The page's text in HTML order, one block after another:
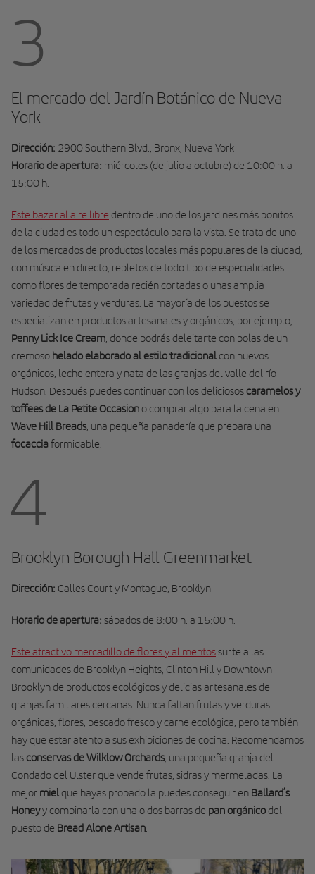
3
El mercado del Jardín Botánico de Nueva
York
Dirección: 2900 Southern Blvd., Bronx, Nueva York
Horario de apertura: miércoles (de julio a octubre) de 10:00 h. a
15:00 h.
Este bazar al aire libre dentro de uno de los jardines más bonitos
de la ciudad es todo un espectáculo para la vista. Se trata de uno
de los mercados de productos locales más populares de la ciudad,
con música en directo, repletos de todo tipo de especialidades
como flores de temporada recién cortadas o unas amplia
variedad de frutas y verduras. La mayoría de los puestos se
especializan en productos artesanales y orgánicos, por ejemplo,
Penny Lick Ice Cream, donde podrás deleitarte con bolas de un
cremoso helado elaborado al estilo tradicionalcon huevos
orgánicos, leche entera y nata de las granjas del valle del río
Hudson. Después puedes continuar con los deliciososcaramelos y
toffees de La Petite Occasion o comprar algo para la cena en
Wave Hill Breads, una pequeña panadería que prepara una
focacciaformidable.
4
Brooklyn Borough Hall Greenmarket
Dirección: Calles Court y Montague, Brooklyn
Horario de apertura: sábados de 8:00 h. a 15:00 h.
Este atractivo mercadillo de flores y alimentossurte a las
comunidades de Brooklyn Heights, Clinton Hill y Downtown
Brooklyn de productos ecológicos y delicias artesanales de
granjas familiares cercanas. Nunca faltan frutas y verduras
orgánicas, flores, pescado fresco y carne ecológica, pero también
hay que estar atento a sus exhibiciones de cocina. Recomendamos
lasconservas de Wilklow Orchards, una pequeña granja del
Condado del Ulster que vende frutas, sidras y mermeladas. La
mejor mielque hayas probado la puedes conseguir en Ballard’s
Honeyy combinarla con una o dos barras de pan orgánico del
puesto de Bread Alone Artisan.